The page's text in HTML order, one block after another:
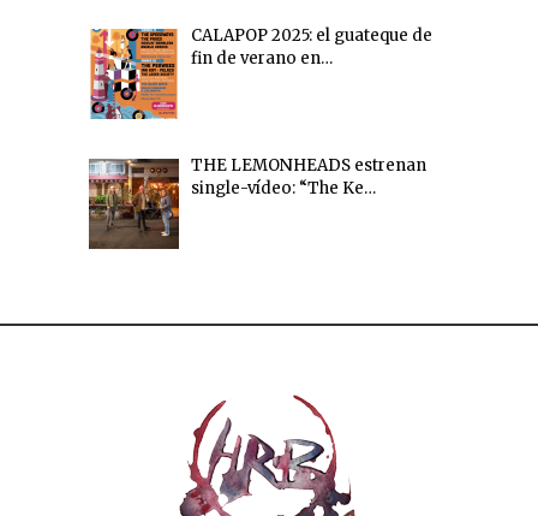
CALAPOP 2025: el guateque de
fin de verano en…
THE LEMONHEADS estrenan
single-vídeo: “The Ke…